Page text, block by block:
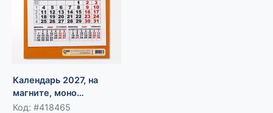
Календарь 2027, на
магните, моно
«Золотой козел»
Код: #418465